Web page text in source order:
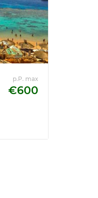
p.P. max
€600